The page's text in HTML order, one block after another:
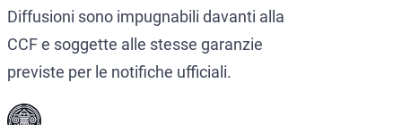
Diffusioni sono impugnabili davanti alla
CCF e soggette alle stesse garanzie
previste per le notifiche ufficiali.